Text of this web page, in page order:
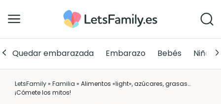
Quedar embarazada Embarazo Bebés Niños
LetsFamily» Familia » Alimentos «light», azúcares, grasas…
¡Cómete los mitos!